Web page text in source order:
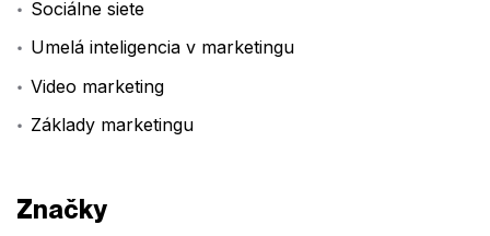
Sociálne siete
Umelá inteligencia v marketingu
Video marketing
Základy marketingu
Značky